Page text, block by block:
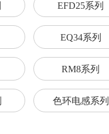
EFD25系列
EQ34系列
RM8系列
色环电感系列